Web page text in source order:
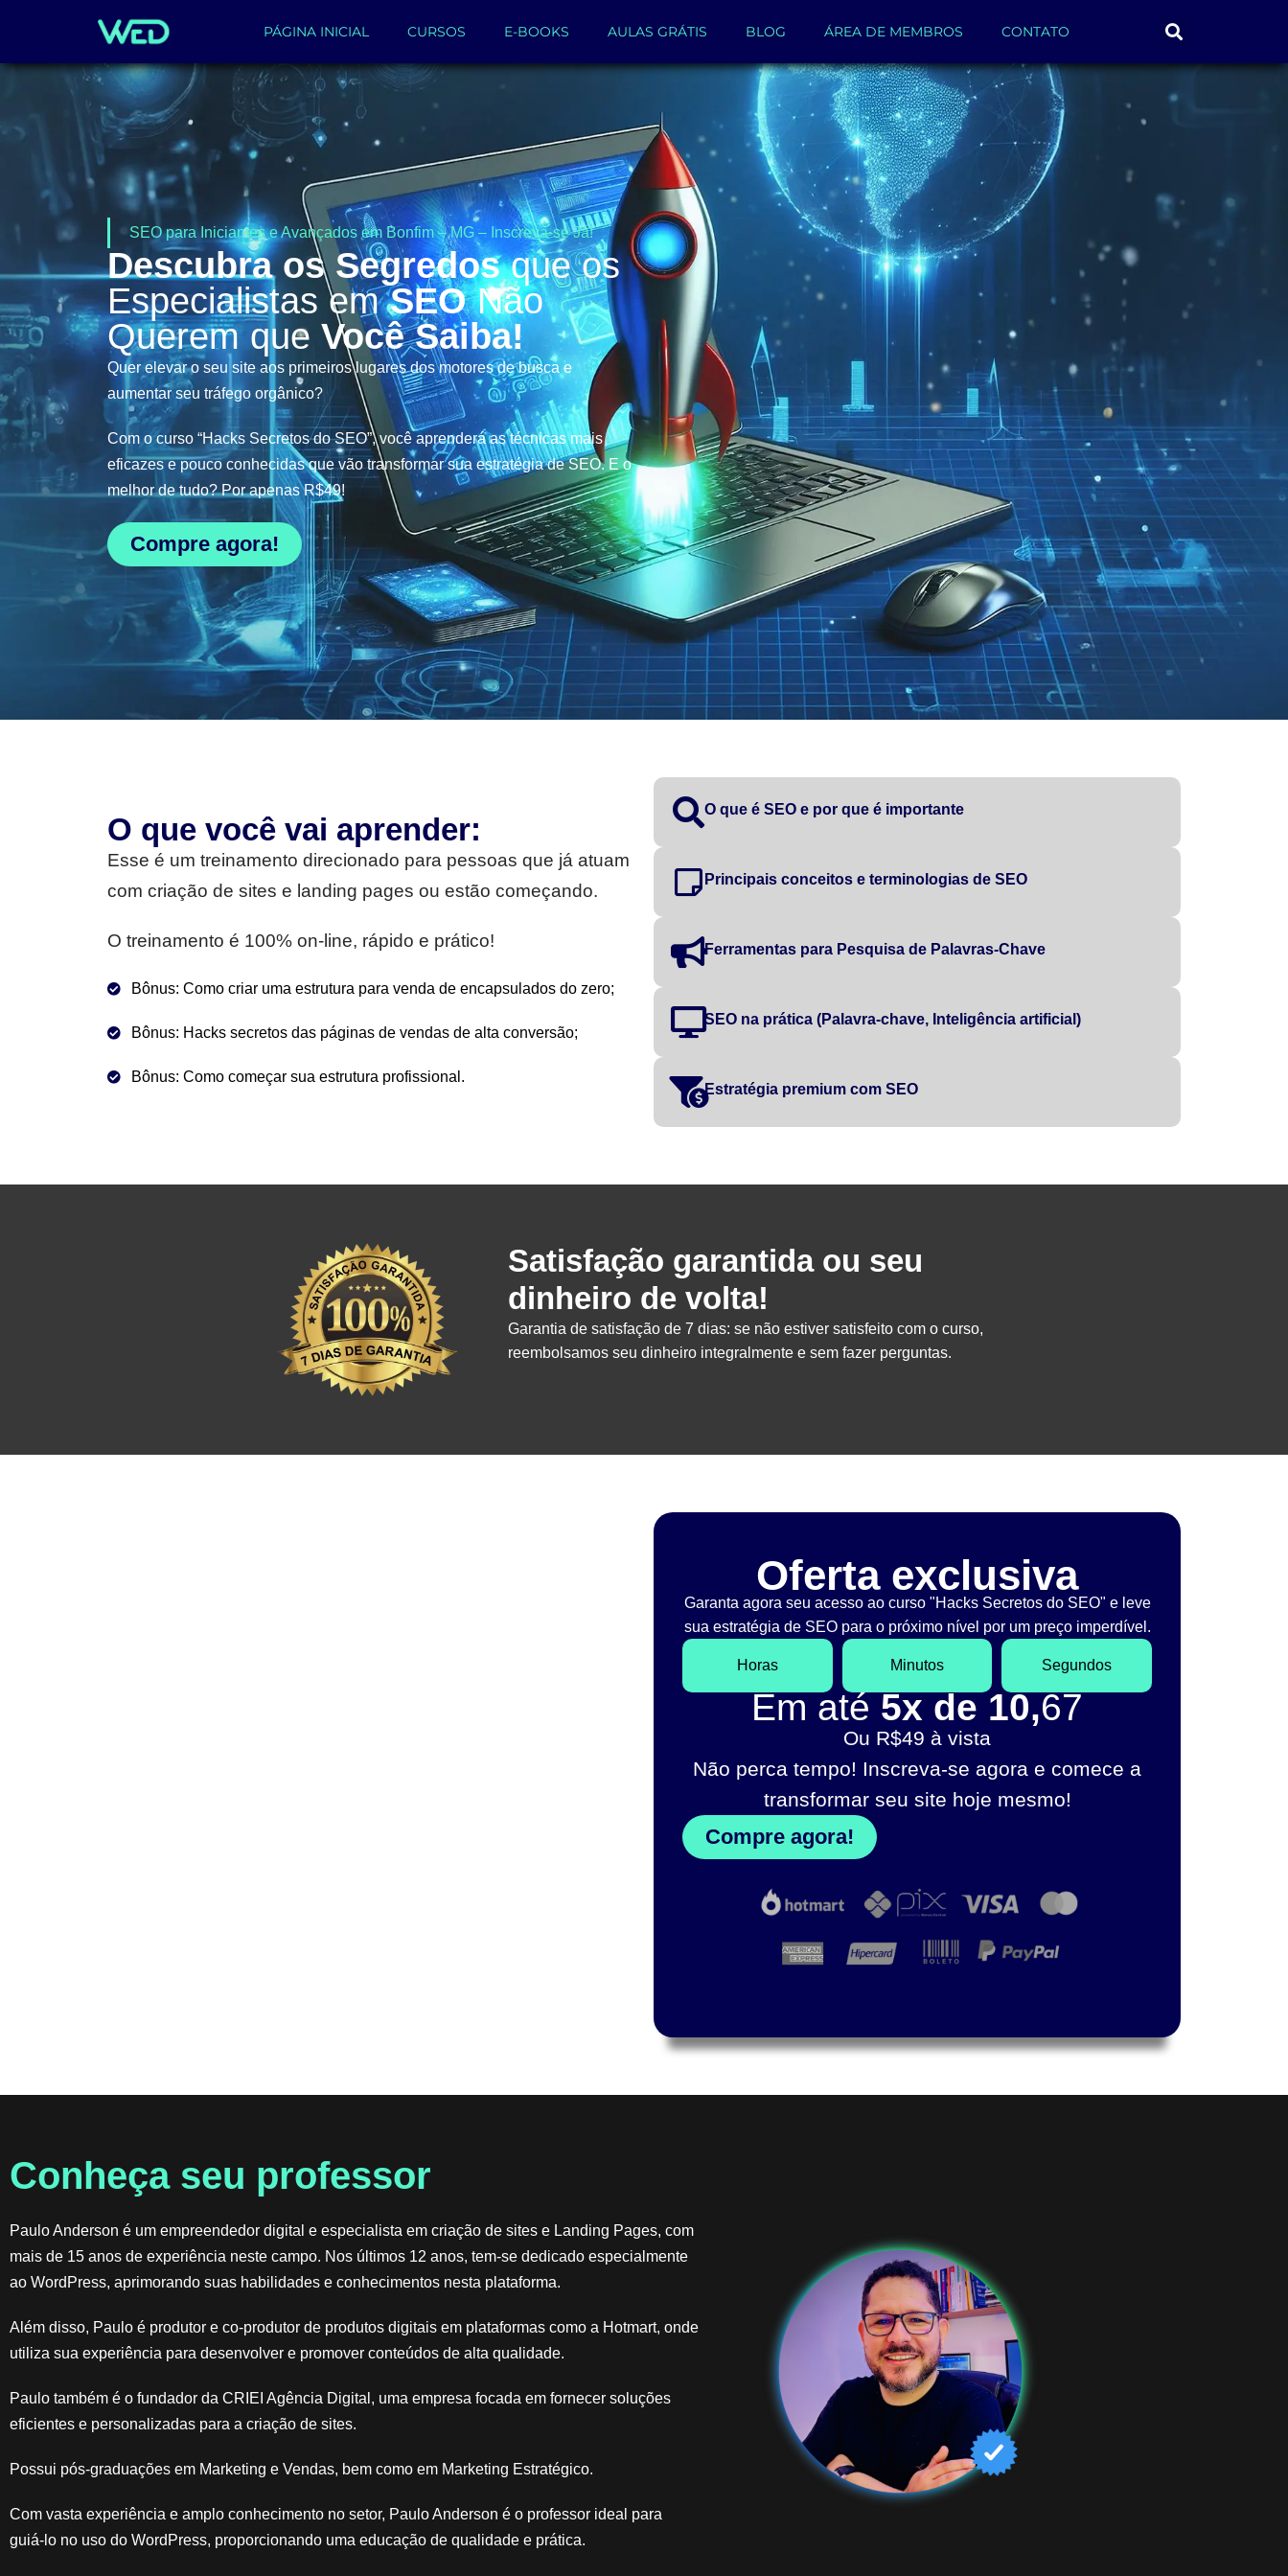
PÁGINA INICIAL CURSOS E-BOOKS AULAS GRÁTIS BLOG ÁREA DE MEMBROS CONTATO
SEO para Iniciantes e Avançados em Bonfim – MG – Inscreva-se Já!
Descubra os Segredosque os
Especialistas emSEONão
Querem que Você Saiba!
Quer elevar o seu site aos primeiros lugares dos motores de busca e
aumentar seu tráfego orgânico?
Com o curso “Hacks Secretos do SEO”, você aprenderá as técnicas mais
eficazes e pouco conhecidas que vão transformar sua estratégia de SEO. E o
melhor de tudo? Por apenas R$49!
Compre agora!
O que você vai aprender:
Esse é um treinamento direcionado para pessoas que já atuam
com criação de sites e landing pages ou estão começando.
O treinamento é 100% on-line, rápido e prático!
Bônus: Como criar uma estrutura para venda de encapsulados do zero;
Bônus: Hacks secretos das páginas de vendas de alta conversão;
Bônus: Como começar sua estrutura profissional.
O que é SEO e por que é importante
Principais conceitos e terminologias de SEO
Ferramentas para Pesquisa de Palavras-Chave
SEO na prática (Palavra-chave, Inteligência artificial)
Estratégia premium com SEO
Satisfação garantida ou seu
dinheiro de volta!
Garantia de satisfação de 7 dias: se não estiver satisfeito com o curso,
reembolsamos seu dinheiro integralmente e sem fazer perguntas.
Oferta exclusiva
Garanta agora seu acesso ao curso "Hacks Secretos do SEO" e leve
sua estratégia de SEO para o próximo nível por um preço imperdível.
Horas Minutos Segundos
Em até 5x de 10,67
Ou R$49 à vista
Não perca tempo! Inscreva-se agora e comece a
transformar seu site hoje mesmo!
Compre agora!
Conheça seu professor​
Paulo Anderson é um empreendedor digital e especialista em criação de sites e Landing Pages, com
mais de 15 anos de experiência neste campo. Nos últimos 12 anos, tem-se dedicado especialmente
ao WordPress, aprimorando suas habilidades e conhecimentos nesta plataforma.
Além disso, Paulo é produtor e co-produtor de produtos digitais em plataformas como a Hotmart, onde
utiliza sua experiência para desenvolver e promover conteúdos de alta qualidade.
Paulo também é o fundador da CRIEI Agência Digital, uma empresa focada em fornecer soluções
eficientes e personalizadas para a criação de sites.
Possui pós-graduações em Marketing e Vendas, bem como em Marketing Estratégico.
Com vasta experiência e amplo conhecimento no setor, Paulo Anderson é o professor ideal para
guiá-lo no uso do WordPress, proporcionando uma educação de qualidade e prática.